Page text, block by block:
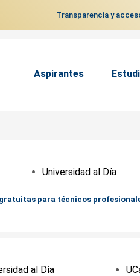
Transparencia y
Aspirantes
Universidad al Día
para técnicos
al Día